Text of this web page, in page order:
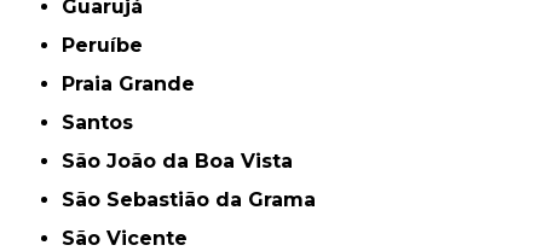
Guarujá
Peruíbe
Praia Grande
Santos
São João da Boa Vista
São Sebastião da Grama
São Vicente